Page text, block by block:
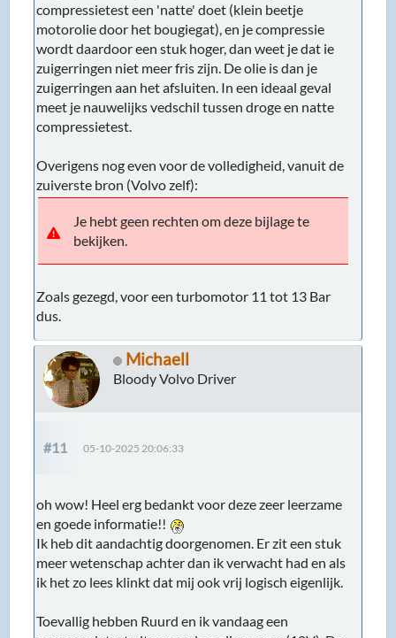
compressietest een 'natte' doet (klein beetje
motorolie door het bougiegat), en je compressie
wordt daardoor een stuk hoger, dan weet je dat ie
zuigerringen niet meer fris zijn. De olie is dan je
zuigerringen aan het afsluiten. In een ideaal geval
meet je nauwelijks vedschil tussen droge en natte
compressietest.
Overigens nog even voor de volledigheid, vanuit de
zuiverste bron (Volvo zelf):
Je hebt geen rechten om deze bijlage te
bekijken.
Zoals gezegd, voor een turbomotor 11 tot 13 Bar
dus.
Michaell
Bloody Volvo Driver
#11 05-10-2025 20:06:33
oh wow! Heel erg bedankt voor deze zeer leerzame
en goede informatie!!
Ik heb dit aandachtig doorgenomen. Er zit een stuk
meer wetenschap achter dan ik verwacht had en als
ik het zo lees klinkt dat mij ook vrij logisch eigenlijk.
Toevallig hebben Ruurd en ik vandaag een